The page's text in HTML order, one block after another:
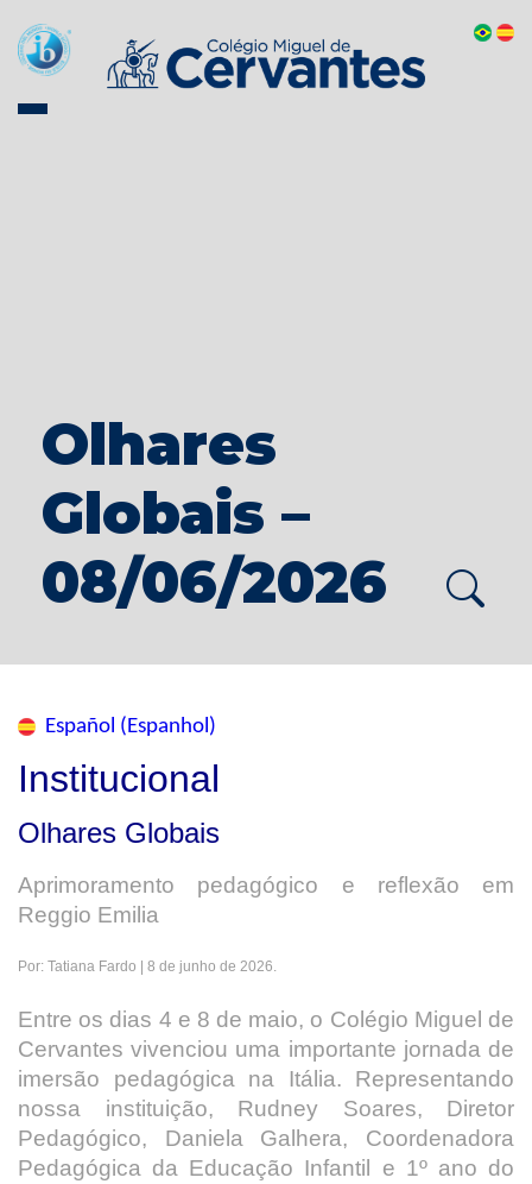
Olhares
Globais –
08/06/2026
Español (Espanhol)
Institucional
Olhares Globais
Aprimoramento pedagógico e reflexão em
Reggio Emilia
Por: Tatiana Fardo | 8 de junho de 2026.
Entre os dias 4 e 8 de maio, o Colégio Miguel de
Cervantes vivenciou uma importante jornada de
imersão pedagógica na Itália. Representando
nossa instituição, Rudney Soares, Diretor
Pedagógico, Daniela Galhera, Coordenadora
Pedagógica da Educação Infantil e 1º ano do